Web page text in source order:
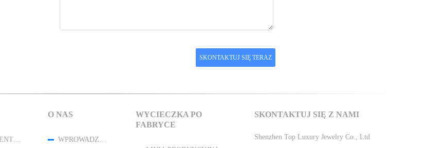
18K ZŁOTO DIAMENTOWE BIŻUTERIA
O NAS
WPROWADZENIE
WYCIECZKA PO
FABRYCE
SKONTAKTUJ SIĘ Z NAMI
Shenzhen Top Luxury Jewelry Co., Ltd